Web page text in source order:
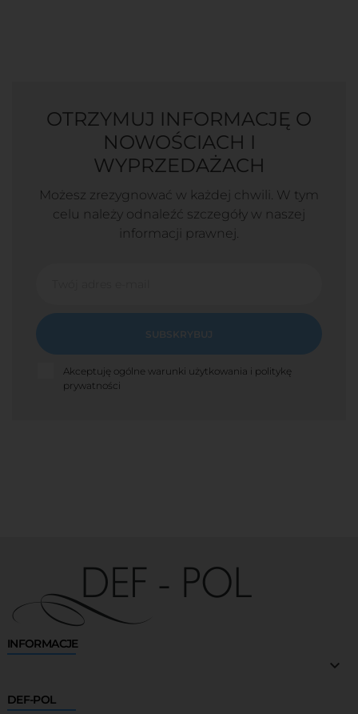
OTRZYMUJ INFORMACJĘ O
NOWOŚCIACH I
WYPRZEDAŻACH
Możesz zrezygnować w każdej chwili. W tym
celu należy odnaleźć szczegóły w naszej
informacji prawnej.
SUBSKRYBUJ
Akceptuję ogólne warunki użytkowania i politykę
prywatności
INFORMACJE

DEF-POL